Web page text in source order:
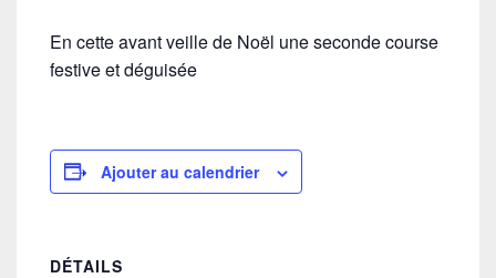
En cette avant veille de Noël une seconde course
festive et déguisée
Ajouter au calendrier
DÉTAILS